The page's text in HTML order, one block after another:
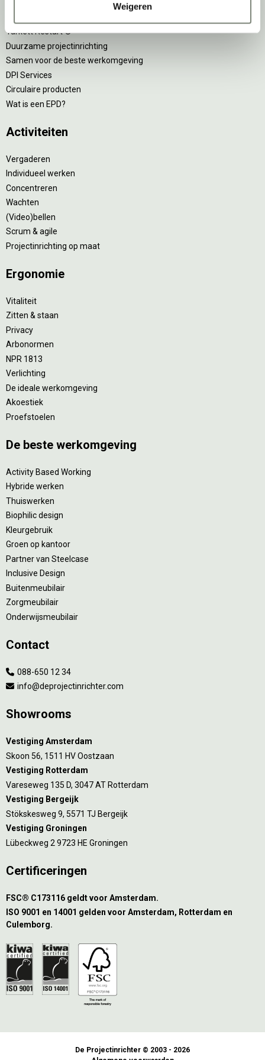
Weigeren
Tarkett Restart ®
Duurzame projectinrichting
Samen voor de beste werkomgeving
DPI Services
Circulaire producten
Wat is een EPD?
Activiteiten
Vergaderen
Individueel werken
Concentreren
Wachten
(Video)bellen
Scrum & agile
Projectinrichting op maat
Ergonomie
Vitaliteit
Zitten & staan
Privacy
Arbonormen
NPR 1813
Verlichting
De ideale werkomgeving
Akoestiek
Proefstoelen
De beste werkomgeving
Activity Based Working
Hybride werken
Thuiswerken
Biophilic design
Kleurgebruik
Groen op kantoor
Partner van Steelcase
Inclusive Design
Buitenmeubilair
Zorgmeubilair
Onderwijsmeubilair
Contact
088-650 12 34
info@deprojectinrichter.com
Showrooms
Vestiging Amsterdam
Skoon 56, 1511 HV Oostzaan
Vestiging Rotterdam
Vareseweg 135 D, 3047 AT Rotterdam
Vestiging Bergeijk
Stökskesweg 9, 5571 TJ Bergeijk
Vestiging Groningen
Lübeckweg 2 9723 HE Groningen
Certificeringen
FSC® C173116 geldt voor Amsterdam.
ISO 9001 en 14001 gelden voor Amsterdam, Rotterdam en
Culemborg.
De Projectinrichter © 2003 - 2026